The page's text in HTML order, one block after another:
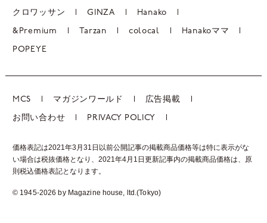
クロワッサン GINZA Hanako
&Premium Tarzan colocal Hanakoママ
POPEYE
MCS マガジンワールド 広告掲載
お問い合わせ PRIVACY POLICY
価格表記は2021年3月31日以前公開記事の掲載商品価格等は特に表示がな
い場合は税抜価格となり、2021年4月1日更新記事内の掲載商品価格は、 原
則税込価格表記となります。
© 1945-2026 by Magazine house, ltd.(Tokyo)